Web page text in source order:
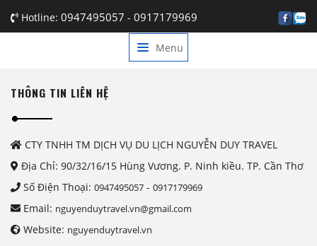
Hotline: 0947495057 - 0917179969
Menu
GIỚI THIỆU
BẢNG GIÁ
TIN TỨC
LIÊN HỆ
THÔNG TIN LIÊN HỆ
CTY TNHH TM DỊCH VỤ DU LỊCH NGUYỄN DUY TRAVEL
Địa Chỉ: 90/32/16/15 Hùng Vương. P. Ninh kiều. TP. Cần Thơ
Số Điện Thoại: 0947495057 - 0917179969
Email: nguyenduytravel.vn@gmail.com
Website: nguyenduytravel.vn